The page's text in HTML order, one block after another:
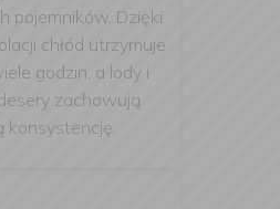
pojemników. Dzięki
chłód utrzymuje
godzin, a lody i
zachowują
konsystencję.